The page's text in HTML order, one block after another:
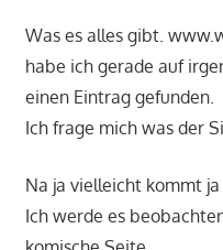
Was es alles gibt.
habe ich gerade auf
einen Eintrag gefunden.
Ich frage mich was der
Na ja vielleicht kommt
Ich werde es